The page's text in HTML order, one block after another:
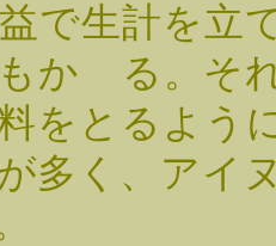
で生計を立
かゝる。そ
をとるよう
多く、アイ